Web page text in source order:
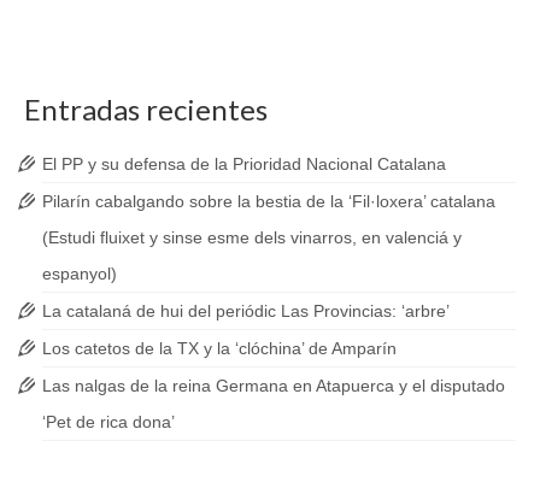
Entradas recientes
El PP y su defensa de la Prioridad Nacional Catalana
Pilarín cabalgando sobre la bestia de la ‘Fil·loxera’ catalana
(Estudi fluixet y sinse esme dels vinarros, en valenciá y
espanyol)
La catalaná de hui del periódic Las Provincias: ‘arbre’
Los catetos de la TX y la ‘clóchina’ de Amparín
Las nalgas de la reina Germana en Atapuerca y el disputado
‘Pet de rica dona’